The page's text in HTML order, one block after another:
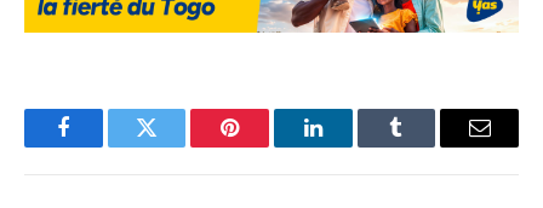
FacebookTwitter Pinterest LinkedInTumblr Email